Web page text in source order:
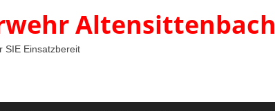
Altensittenbach
SIE Einsatzbereit